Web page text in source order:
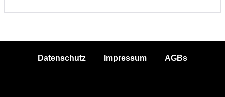
Datenschutz Impressum AGBs